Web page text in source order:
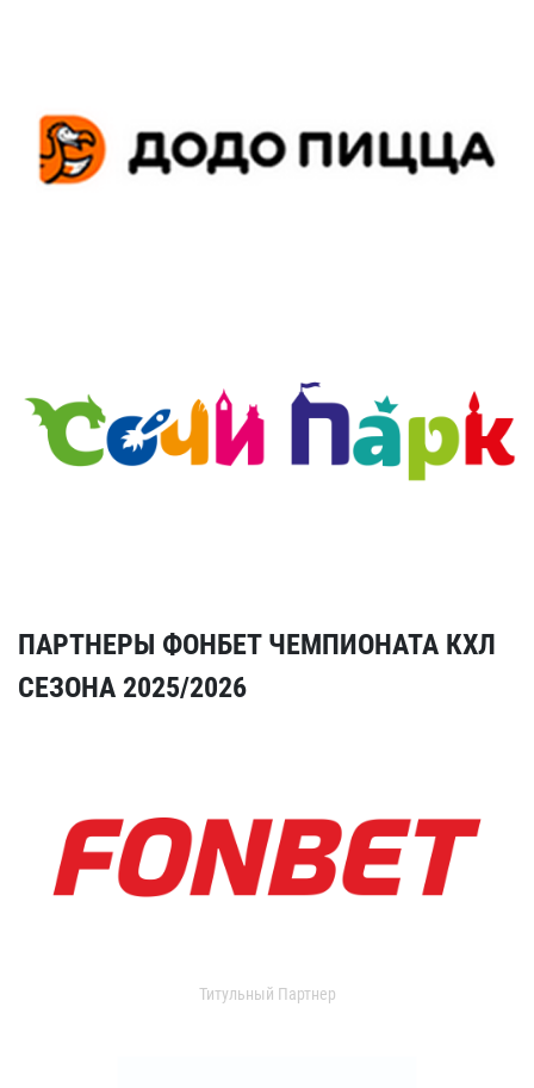
ПАРТНЕРЫ ФОНБЕТ ЧЕМПИОНАТА КХЛ
СЕЗОНА 2025/2026
Титульный Партнер